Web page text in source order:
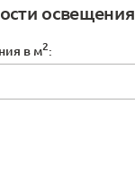
освещения
в м2: